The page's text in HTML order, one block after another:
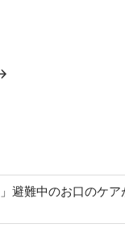
避難中のお口のケ